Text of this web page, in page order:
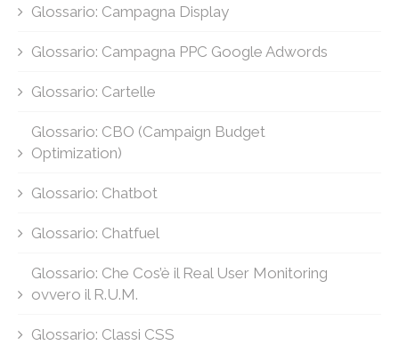
Glossario: Campagna Display
Glossario: Campagna PPC Google Adwords
Glossario: Cartelle
Glossario: CBO (Campaign Budget
Optimization)
Glossario: Chatbot
Glossario: Chatfuel
Glossario: Che Cos’è il Real User Monitoring
ovvero il R.U.M.
Glossario: Classi CSS